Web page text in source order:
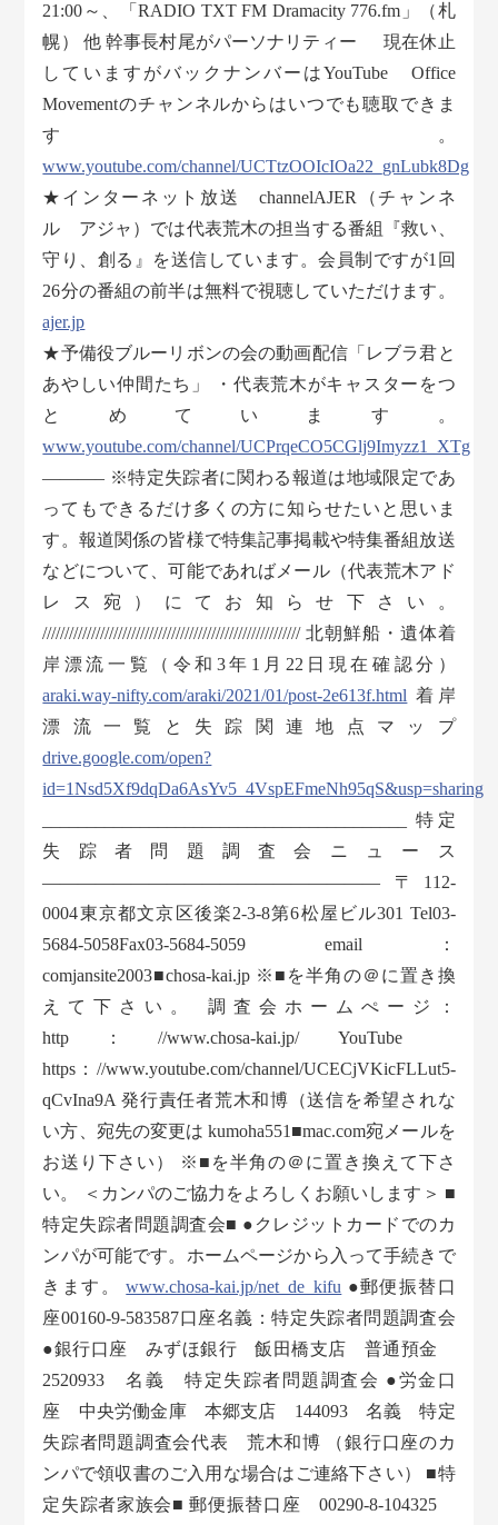
21:00～、「RADIO TXT FM Dramacity 776.fm」（札
幌） 他 幹事長村尾がパーソナリティー 現在休止
していますがバックナンバーはYouTube Office
Movementのチャンネルからはいつでも聴取できま
す。
www.youtube.com/channel/UCTtzOOIcIOa22_gnLubk8Dg
★インターネット放送 channelAJER（チャンネ
ル アジャ）では代表荒木の担当する番組『救い、
守り、創る』を送信しています。会員制ですが1回
26分の番組の前半は無料で視聴していただけます。
ajer.jp
★予備役ブルーリボンの会の動画配信「レブラ君と
あやしい仲間たち」 ・代表荒木がキャスターをつ
とめています。
www.youtube.com/channel/UCPrqeCO5CGlj9Imyzz1_XTg
———– ※特定失踪者に関わる報道は地域限定であ
ってもできるだけ多くの方に知らせたいと思いま
す。報道関係の皆様で特集記事掲載や特集番組放送
などについて、可能であればメール（代表荒木アド
レス宛）にてお知らせ下さい。
////////////////////////////////////////////////////////// 北朝鮮船・遺体着
岸漂流一覧（令和3年1月22日現在確認分）
araki.way-nifty.com/araki/2021/01/post-2e613f.html 着岸
漂流一覧と失踪関連地点マップ
drive.google.com/open?
id=1Nsd5Xf9dqDa6AsYv5_4VspEFmeNh95qS&usp=sharing
_________________________________________ 特定
失踪者問題調査会ニュース
——————————————————— 〒112-
0004東京都文京区後楽2-3-8第6松屋ビル301 Tel03-
5684-5058Fax03-5684-5059 email：
comjansite2003■chosa-kai.jp ※■を半角の＠に置き換
えて下さい。 調査会ホームぺージ：
http：//www.chosa-kai.jp/ YouTube
https：//www.youtube.com/channel/UCECjVKicFLLut5-
qCvIna9A 発行責任者荒木和博（送信を希望されな
い方、宛先の変更は kumoha551■mac.com宛メールを
お送り下さい） ※■を半角の＠に置き換えて下さ
い。 ＜カンパのご協力をよろしくお願いします＞ ■
特定失踪者問題調査会■ ●クレジットカードでのカ
ンパが可能です。ホームページから入って手続きで
きます。www.chosa-kai.jp/net_de_kifu ●郵便振替口
座00160-9-583587口座名義：特定失踪者問題調査会
●銀行口座 みずほ銀行 飯田橋支店 普通預金
2520933 名義 特定失踪者問題調査会 ●労金口
座 中央労働金庫 本郷支店 144093 名義 特定
失踪者問題調査会代表 荒木和博 （銀行口座のカ
ンパで領収書のご入用な場合はご連絡下さい） ■特
定失踪者家族会■ 郵便振替口座 00290-8-104325